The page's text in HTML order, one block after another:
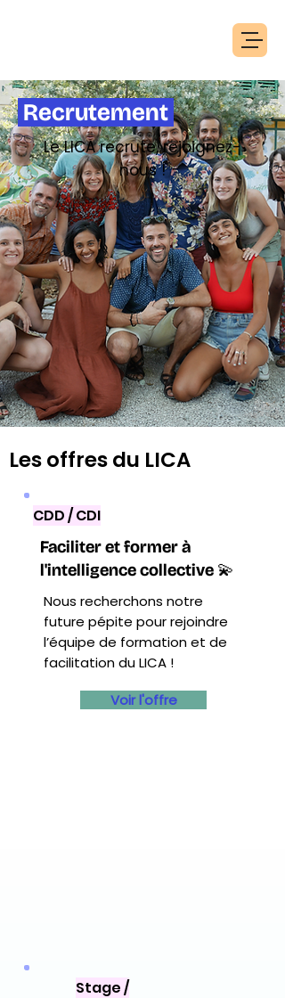
Recrutement
Le LICA recrute, rejoignez-
nous !
Les offres du LICA
CDD / CDI
Faciliter et former à
l'intelligence collective 💫
Nous recherchons notre
future pépite pour rejoindre
l’équipe de formation et de
facilitation du LICA !
Voir l'offre
Stage /